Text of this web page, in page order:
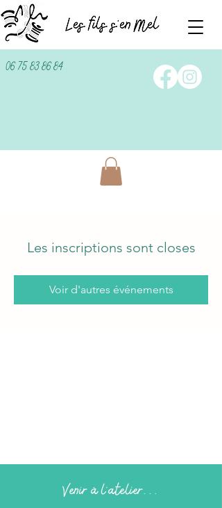
06 75 83 86 84
Les inscriptions sont closes
Voir d'autres événements
Venir à l'atelier...